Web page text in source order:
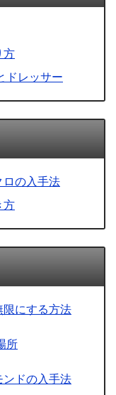
方
ドレッサー
ロの入手法
方
限にする方法
所
ンドの入手法